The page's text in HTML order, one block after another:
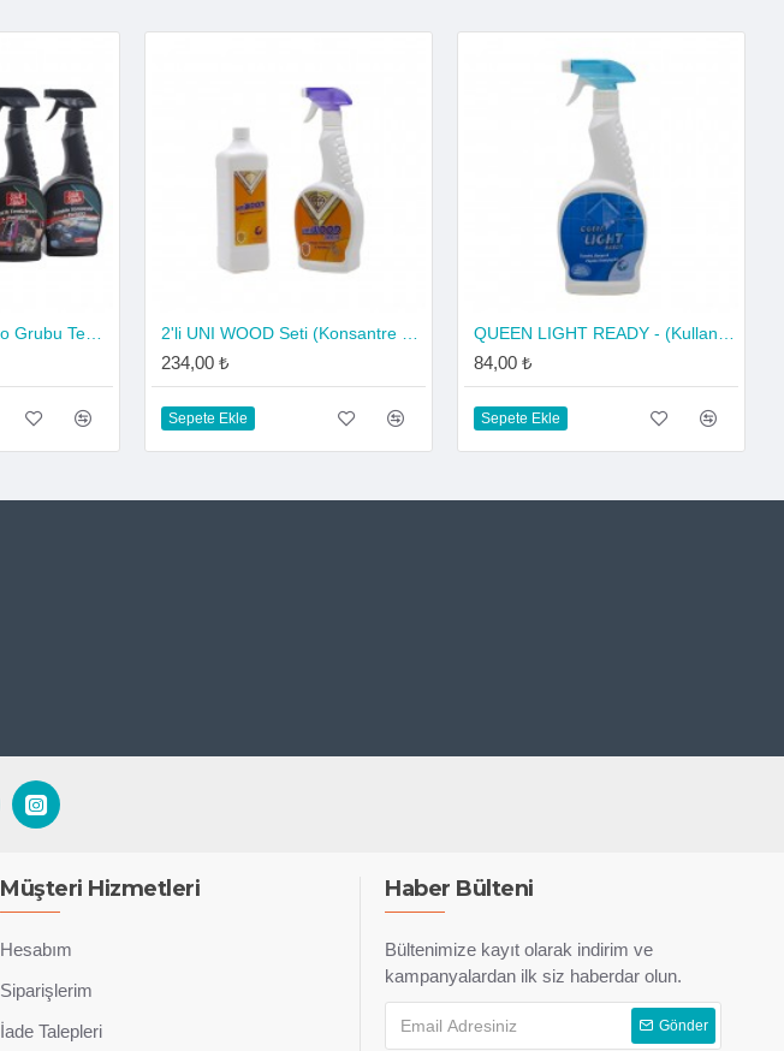
234,00 ₺
Sepete Ekle
84,00 ₺
Sepete Ekle
Müşteri Hizmetleri
Hesabım
Siparişlerim
İade Talepleri
Haber Bülteni
Bültenimize kayıt olarak indirim ve
kampanyalardan ilk siz haberdar olun.
Gönder